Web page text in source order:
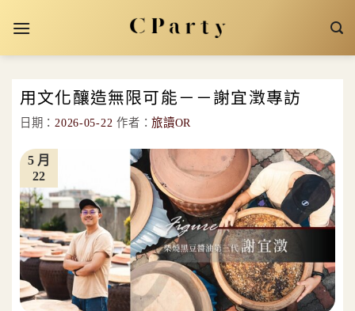
用文化釀造無限可能－－謝宜澂專訪
日期：2026-05-22 作者：旅讀OR
22
5 月